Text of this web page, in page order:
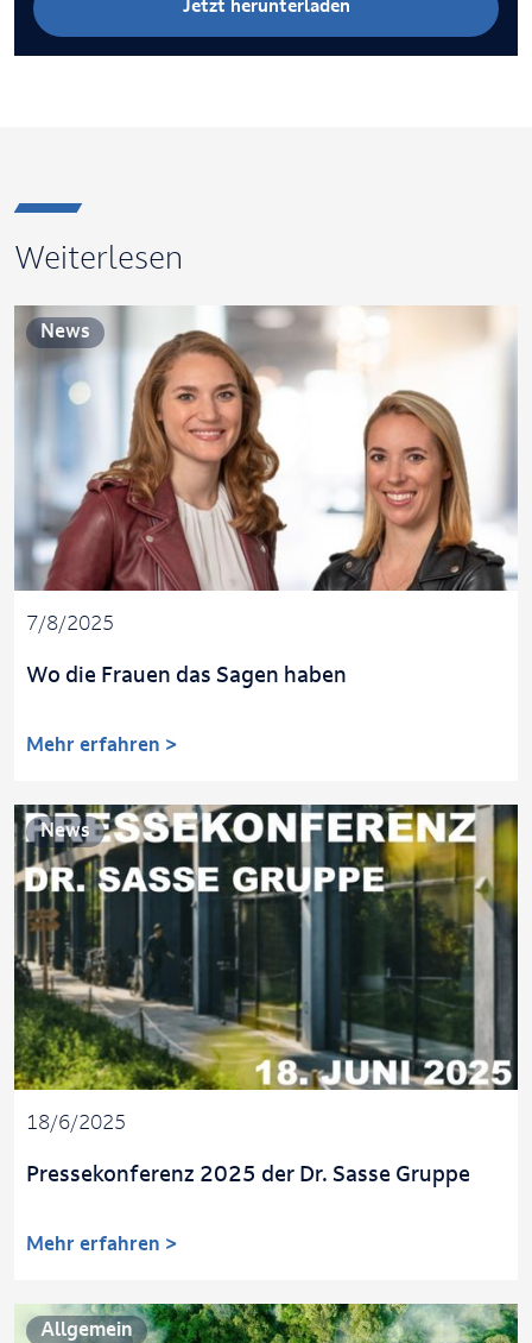
Jetzt herunterladen
Weiterlesen
News
7/8/2025
Wo die Frauen das Sagen haben
Mehr erfahren >
News
18/6/2025
Pressekonferenz 2025 der Dr. Sasse Gruppe
Mehr erfahren >
Allgemein